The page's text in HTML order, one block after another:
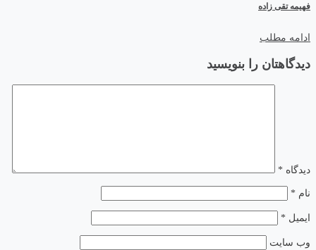
فهیمه تقی زاده
ادامه مطلب
دیدگاهتان را بنویسید
دیدگاه *
نام *
ایمیل *
وب‌ سایت